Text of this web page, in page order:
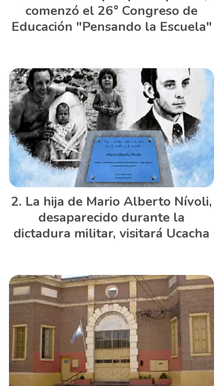
comenzó el 26° Congreso de
Educación "Pensando la Escuela"
La hija de Mario Alberto Nívoli,
desaparecido durante la
dictadura militar, visitará Ucacha